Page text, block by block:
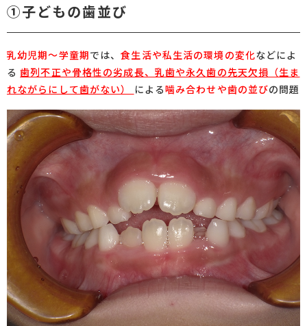
①子どもの歯並び
乳幼児期～学童期では、食生活や私生活の環境の変化などによ
る 歯列不正や骨格性の劣成長、乳歯や永久歯の先天欠損（生ま
れながらにして歯がない） による噛み合わせや歯の並びの問題